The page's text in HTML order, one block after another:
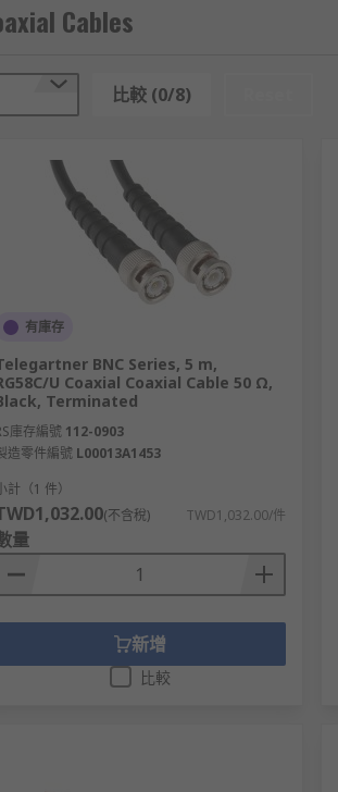
下降至 1 Gbps。
Cables
比較 (0/8)
有庫存
BNC Series, 5 m,
U Coaxial Coaxial Cable 50 Ω,
Terminated
庫存編號 112-0903
造零件編號 L00013A1453
計（1 件）
(不含稅) TWD1,032.00/件
量
新增
比較